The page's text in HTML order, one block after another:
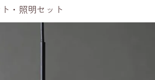
・照明セット